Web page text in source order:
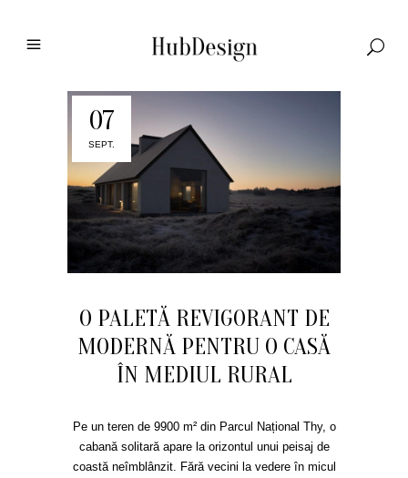
07
SEPT.
O PALETĂ REVIGORANT DE
MODERNĂ PENTRU O CASĂ
ÎN MEDIUL RURAL
Pe un teren de 9900 m² din Parcul Național Thy, o
cabană solitară apare la orizontul unui peisaj de
coastă neîmblânzit. Fără vecini la vedere în micul